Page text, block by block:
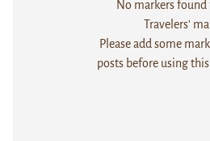
No markers
Travelers'
Please add some
posts before using